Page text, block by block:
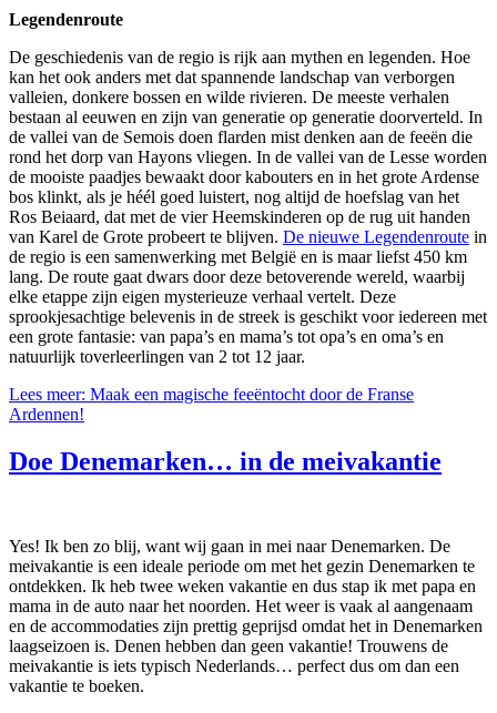
Legendenroute
De geschiedenis van de regio is rijk aan mythen en legenden. Hoe
kan het ook anders met dat spannende landschap van verborgen
valleien, donkere bossen en wilde rivieren. De meeste verhalen
bestaan al eeuwen en zijn van generatie op generatie doorverteld. In
de vallei van de Semois doen flarden mist denken aan de feeën die
rond het dorp van Hayons vliegen. In de vallei van de Lesse worden
de mooiste paadjes bewaakt door kabouters en in het grote Ardense
bos klinkt, als je héél goed luistert, nog altijd de hoefslag van het
Ros Beiaard, dat met de vier Heemskinderen op de rug uit handen
van Karel de Grote probeert te blijven. De nieuwe Legendenroute in
de regio is een samenwerking met België en is maar liefst 450 km
lang. De route gaat dwars door deze betoverende wereld, waarbij
elke etappe zijn eigen mysterieuze verhaal vertelt. Deze
sprookjesachtige belevenis in de streek is geschikt voor iedereen met
een grote fantasie: van papa’s en mama’s tot opa’s en oma’s en
natuurlijk toverleerlingen van 2 tot 12 jaar.
Lees meer: Maak een magische feeëntocht door de Franse
Ardennen!
Doe Denemarken… in de meivakantie
Yes! Ik ben zo blij, want wij gaan in mei naar Denemarken. De
meivakantie is een ideale periode om met het gezin Denemarken te
ontdekken. Ik heb twee weken vakantie en dus stap ik met papa en
mama in de auto naar het noorden. Het weer is vaak al aangenaam
en de accommodaties zijn prettig geprijsd omdat het in Denemarken
laagseizoen is. Denen hebben dan geen vakantie! Trouwens de
meivakantie is iets typisch Nederlands… perfect dus om dan een
vakantie te boeken.